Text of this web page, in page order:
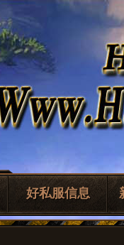
好私服信息